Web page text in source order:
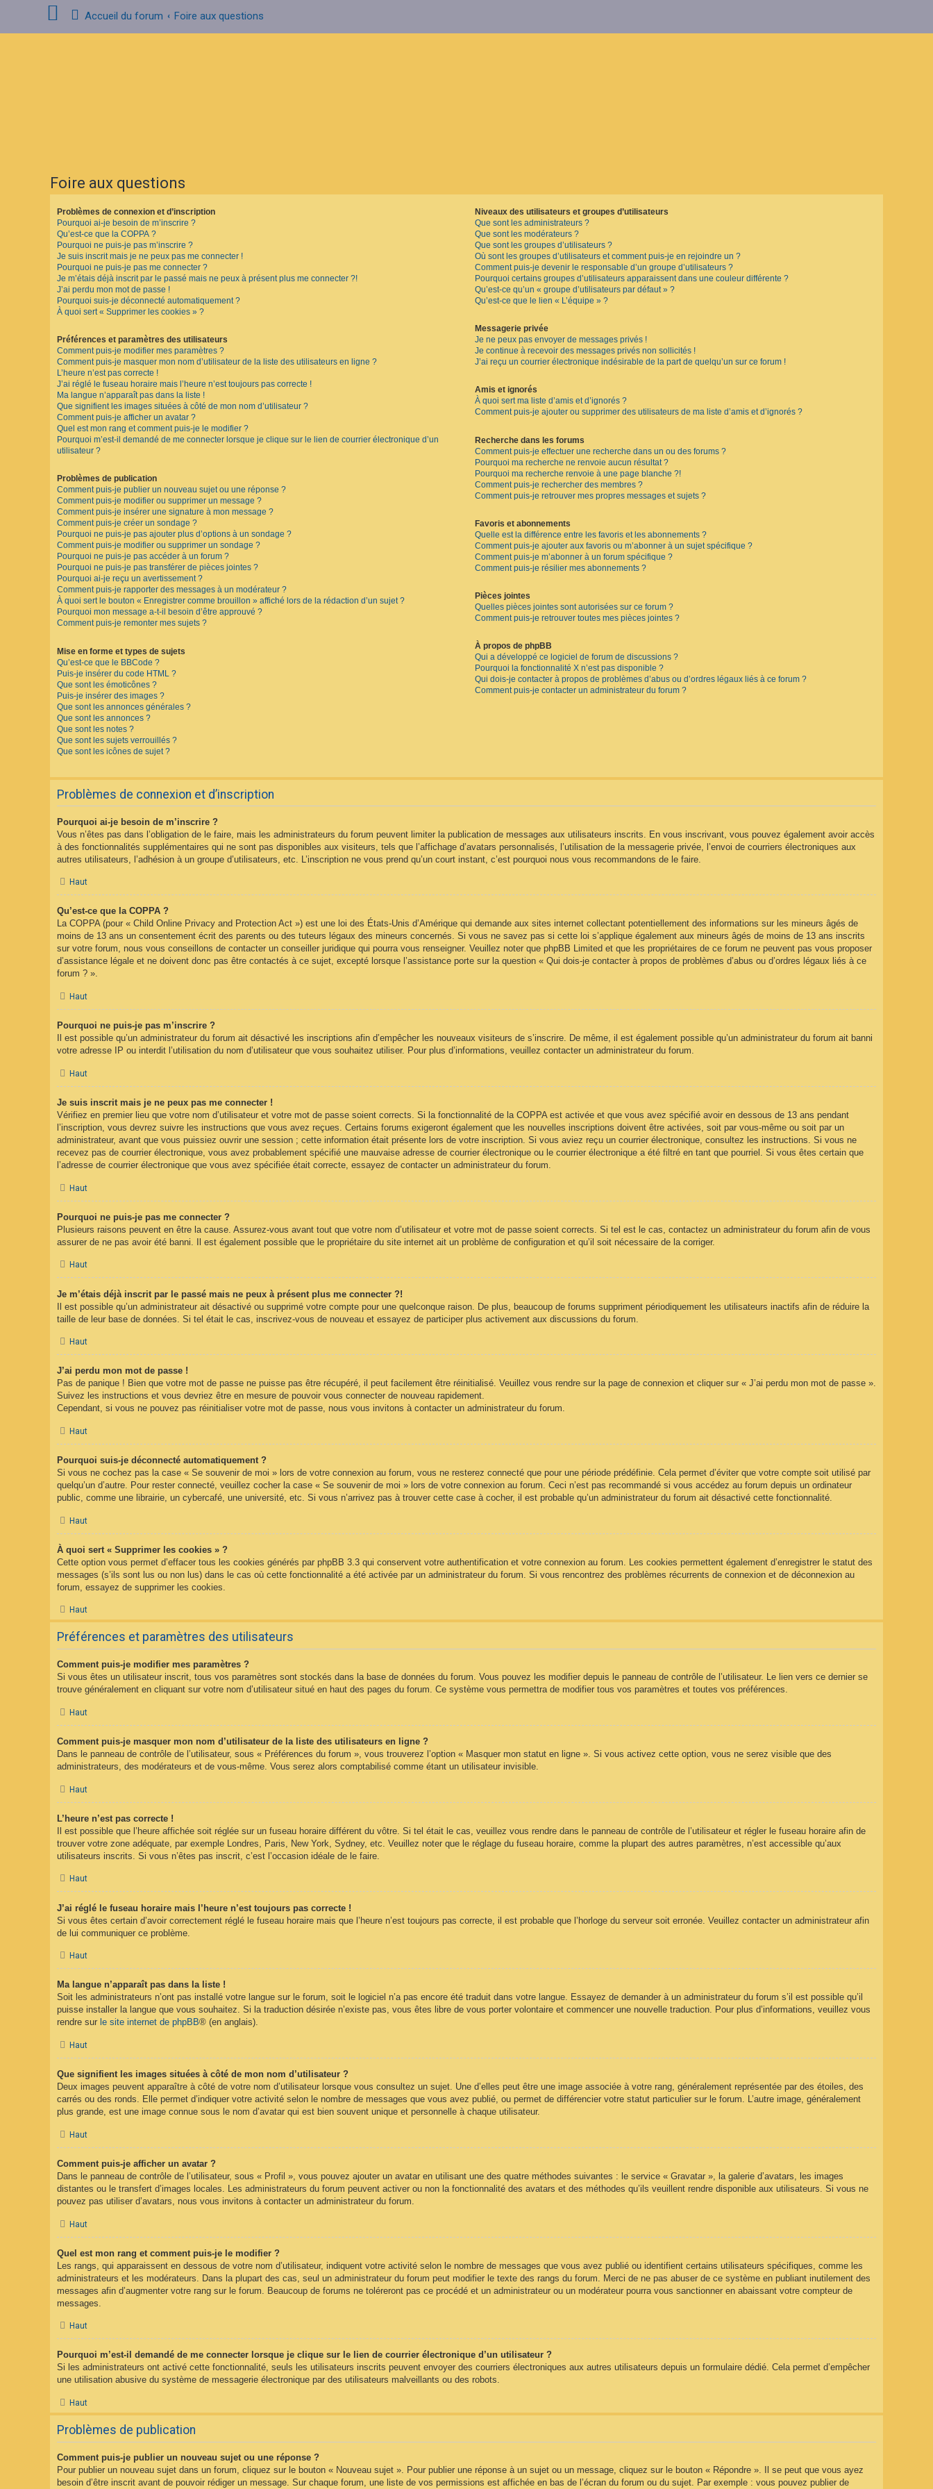
Accueil du forum Foire aux questions
Foire aux questions
Problèmes de connexion et d’inscription
Pourquoi ai-je besoin de m’inscrire ?
Qu’est-ce que la COPPA ?
Pourquoi ne puis-je pas m’inscrire ?
Je suis inscrit mais je ne peux pas me connecter !
Pourquoi ne puis-je pas me connecter ?
Je m’étais déjà inscrit par le passé mais ne peux à présent plus me connecter ?!
J’ai perdu mon mot de passe !
Pourquoi suis-je déconnecté automatiquement ?
À quoi sert « Supprimer les cookies » ?
Préférences et paramètres des utilisateurs
Comment puis-je modifier mes paramètres ?
Comment puis-je masquer mon nom d’utilisateur de la liste des utilisateurs en ligne ?
L’heure n’est pas correcte !
J’ai réglé le fuseau horaire mais l’heure n’est toujours pas correcte !
Ma langue n’apparaît pas dans la liste !
Que signifient les images situées à côté de mon nom d’utilisateur ?
Comment puis-je afficher un avatar ?
Quel est mon rang et comment puis-je le modifier ?
Pourquoi m’est-il demandé de me connecter lorsque je clique sur le lien de courrier électronique d’un
utilisateur ?
Problèmes de publication
Comment puis-je publier un nouveau sujet ou une réponse ?
Comment puis-je modifier ou supprimer un message ?
Comment puis-je insérer une signature à mon message ?
Comment puis-je créer un sondage ?
Pourquoi ne puis-je pas ajouter plus d’options à un sondage ?
Comment puis-je modifier ou supprimer un sondage ?
Pourquoi ne puis-je pas accéder à un forum ?
Pourquoi ne puis-je pas transférer de pièces jointes ?
Pourquoi ai-je reçu un avertissement ?
Comment puis-je rapporter des messages à un modérateur ?
À quoi sert le bouton « Enregistrer comme brouillon » affiché lors de la rédaction d’un sujet ?
Pourquoi mon message a-t-il besoin d’être approuvé ?
Comment puis-je remonter mes sujets ?
Mise en forme et types de sujets
Qu’est-ce que le BBCode ?
Puis-je insérer du code HTML ?
Que sont les émoticônes ?
Puis-je insérer des images ?
Que sont les annonces générales ?
Que sont les annonces ?
Que sont les notes ?
Que sont les sujets verrouillés ?
Que sont les icônes de sujet ?
Niveaux des utilisateurs et groupes d’utilisateurs
Que sont les administrateurs ?
Que sont les modérateurs ?
Que sont les groupes d’utilisateurs ?
Où sont les groupes d’utilisateurs et comment puis-je en rejoindre un ?
Comment puis-je devenir le responsable d’un groupe d’utilisateurs ?
Pourquoi certains groupes d’utilisateurs apparaissent dans une couleur différente ?
Qu’est-ce qu’un « groupe d’utilisateurs par défaut » ?
Qu’est-ce que le lien « L’équipe » ?
Messagerie privée
Je ne peux pas envoyer de messages privés !
Je continue à recevoir des messages privés non sollicités !
J’ai reçu un courrier électronique indésirable de la part de quelqu’un sur ce forum !
Amis et ignorés
À quoi sert ma liste d’amis et d’ignorés ?
Comment puis-je ajouter ou supprimer des utilisateurs de ma liste d’amis et d’ignorés ?
Recherche dans les forums
Comment puis-je effectuer une recherche dans un ou des forums ?
Pourquoi ma recherche ne renvoie aucun résultat ?
Pourquoi ma recherche renvoie à une page blanche ?!
Comment puis-je rechercher des membres ?
Comment puis-je retrouver mes propres messages et sujets ?
Favoris et abonnements
Quelle est la différence entre les favoris et les abonnements ?
Comment puis-je ajouter aux favoris ou m’abonner à un sujet spécifique ?
Comment puis-je m’abonner à un forum spécifique ?
Comment puis-je résilier mes abonnements ?
Pièces jointes
Quelles pièces jointes sont autorisées sur ce forum ?
Comment puis-je retrouver toutes mes pièces jointes ?
À propos de phpBB
Qui a développé ce logiciel de forum de discussions ?
Pourquoi la fonctionnalité X n’est pas disponible ?
Qui dois-je contacter à propos de problèmes d’abus ou d’ordres légaux liés à ce forum ?
Comment puis-je contacter un administrateur du forum ?
Problèmes de connexion et d’inscription
Pourquoi ai-je besoin de m’inscrire ?
Vous n’êtes pas dans l’obligation de le faire, mais les administrateurs du forum peuvent limiter la publication de messages aux utilisateurs inscrits. En vous inscrivant, vous pouvez également avoir accès
à des fonctionnalités supplémentaires qui ne sont pas disponibles aux visiteurs, tels que l’affichage d’avatars personnalisés, l’utilisation de la messagerie privée, l’envoi de courriers électroniques aux
autres utilisateurs, l’adhésion à un groupe d’utilisateurs, etc. L’inscription ne vous prend qu’un court instant, c’est pourquoi nous vous recommandons de le faire.
Haut
Qu’est-ce que la COPPA ?
La COPPA (pour « Child Online Privacy and Protection Act ») est une loi des États-Unis d’Amérique qui demande aux sites internet collectant potentiellement des informations sur les mineurs âgés de
moins de 13 ans un consentement écrit des parents ou des tuteurs légaux des mineurs concernés. Si vous ne savez pas si cette loi s’applique également aux mineurs âgés de moins de 13 ans inscrits
sur votre forum, nous vous conseillons de contacter un conseiller juridique qui pourra vous renseigner. Veuillez noter que phpBB Limited et que les propriétaires de ce forum ne peuvent pas vous proposer
d’assistance légale et ne doivent donc pas être contactés à ce sujet, excepté lorsque l’assistance porte sur la question « Qui dois-je contacter à propos de problèmes d’abus ou d’ordres légaux liés à ce
forum ? ».
Haut
Pourquoi ne puis-je pas m’inscrire ?
Il est possible qu’un administrateur du forum ait désactivé les inscriptions afin d’empêcher les nouveaux visiteurs de s’inscrire. De même, il est également possible qu’un administrateur du forum ait banni
votre adresse IP ou interdit l’utilisation du nom d’utilisateur que vous souhaitez utiliser. Pour plus d’informations, veuillez contacter un administrateur du forum.
Haut
Je suis inscrit mais je ne peux pas me connecter !
Vérifiez en premier lieu que votre nom d’utilisateur et votre mot de passe soient corrects. Si la fonctionnalité de la COPPA est activée et que vous avez spécifié avoir en dessous de 13 ans pendant
l’inscription, vous devrez suivre les instructions que vous avez reçues. Certains forums exigeront également que les nouvelles inscriptions doivent être activées, soit par vous-même ou soit par un
administrateur, avant que vous puissiez ouvrir une session ; cette information était présente lors de votre inscription. Si vous aviez reçu un courrier électronique, consultez les instructions. Si vous ne
recevez pas de courrier électronique, vous avez probablement spécifié une mauvaise adresse de courrier électronique ou le courrier électronique a été filtré en tant que pourriel. Si vous êtes certain que
l’adresse de courrier électronique que vous avez spécifiée était correcte, essayez de contacter un administrateur du forum.
Haut
Pourquoi ne puis-je pas me connecter ?
Plusieurs raisons peuvent en être la cause. Assurez-vous avant tout que votre nom d’utilisateur et votre mot de passe soient corrects. Si tel est le cas, contactez un administrateur du forum afin de vous
assurer de ne pas avoir été banni. Il est également possible que le propriétaire du site internet ait un problème de configuration et qu’il soit nécessaire de la corriger.
Haut
Je m’étais déjà inscrit par le passé mais ne peux à présent plus me connecter ?!
Il est possible qu’un administrateur ait désactivé ou supprimé votre compte pour une quelconque raison. De plus, beaucoup de forums suppriment périodiquement les utilisateurs inactifs afin de réduire la
taille de leur base de données. Si tel était le cas, inscrivez-vous de nouveau et essayez de participer plus activement aux discussions du forum.
Haut
J’ai perdu mon mot de passe !
Pas de panique ! Bien que votre mot de passe ne puisse pas être récupéré, il peut facilement être réinitialisé. Veuillez vous rendre sur la page de connexion et cliquer sur « J’ai perdu mon mot de passe ».
Suivez les instructions et vous devriez être en mesure de pouvoir vous connecter de nouveau rapidement.
Cependant, si vous ne pouvez pas réinitialiser votre mot de passe, nous vous invitons à contacter un administrateur du forum.
Haut
Pourquoi suis-je déconnecté automatiquement ?
Si vous ne cochez pas la case « Se souvenir de moi » lors de votre connexion au forum, vous ne resterez connecté que pour une période prédéfinie. Cela permet d’éviter que votre compte soit utilisé par
quelqu’un d’autre. Pour rester connecté, veuillez cocher la case « Se souvenir de moi » lors de votre connexion au forum. Ceci n’est pas recommandé si vous accédez au forum depuis un ordinateur
public, comme une librairie, un cybercafé, une université, etc. Si vous n’arrivez pas à trouver cette case à cocher, il est probable qu’un administrateur du forum ait désactivé cette fonctionnalité.
Haut
À quoi sert « Supprimer les cookies » ?
Cette option vous permet d’effacer tous les cookies générés par phpBB 3.3 qui conservent votre authentification et votre connexion au forum. Les cookies permettent également d’enregistrer le statut des
messages (s’ils sont lus ou non lus) dans le cas où cette fonctionnalité a été activée par un administrateur du forum. Si vous rencontrez des problèmes récurrents de connexion et de déconnexion au
forum, essayez de supprimer les cookies.
Haut
Préférences et paramètres des utilisateurs
Comment puis-je modifier mes paramètres ?
Si vous êtes un utilisateur inscrit, tous vos paramètres sont stockés dans la base de données du forum. Vous pouvez les modifier depuis le panneau de contrôle de l’utilisateur. Le lien vers ce dernier se
trouve généralement en cliquant sur votre nom d’utilisateur situé en haut des pages du forum. Ce système vous permettra de modifier tous vos paramètres et toutes vos préférences.
Haut
Comment puis-je masquer mon nom d’utilisateur de la liste des utilisateurs en ligne ?
Dans le panneau de contrôle de l’utilisateur, sous « Préférences du forum », vous trouverez l’option « Masquer mon statut en ligne ». Si vous activez cette option, vous ne serez visible que des
administrateurs, des modérateurs et de vous-même. Vous serez alors comptabilisé comme étant un utilisateur invisible.
Haut
L’heure n’est pas correcte !
Il est possible que l’heure affichée soit réglée sur un fuseau horaire différent du vôtre. Si tel était le cas, veuillez vous rendre dans le panneau de contrôle de l’utilisateur et régler le fuseau horaire afin de
trouver votre zone adéquate, par exemple Londres, Paris, New York, Sydney, etc. Veuillez noter que le réglage du fuseau horaire, comme la plupart des autres paramètres, n’est accessible qu’aux
utilisateurs inscrits. Si vous n’êtes pas inscrit, c’est l’occasion idéale de le faire.
Haut
J’ai réglé le fuseau horaire mais l’heure n’est toujours pas correcte !
Si vous êtes certain d’avoir correctement réglé le fuseau horaire mais que l’heure n’est toujours pas correcte, il est probable que l’horloge du serveur soit erronée. Veuillez contacter un administrateur afin
de lui communiquer ce problème.
Haut
Ma langue n’apparaît pas dans la liste !
Soit les administrateurs n’ont pas installé votre langue sur le forum, soit le logiciel n’a pas encore été traduit dans votre langue. Essayez de demander à un administrateur du forum s’il est possible qu’il
puisse installer la langue que vous souhaitez. Si la traduction désirée n’existe pas, vous êtes libre de vous porter volontaire et commencer une nouvelle traduction. Pour plus d’informations, veuillez vous
rendre sur le site internet de phpBB® (en anglais).
Haut
Que signifient les images situées à côté de mon nom d’utilisateur ?
Deux images peuvent apparaître à côté de votre nom d’utilisateur lorsque vous consultez un sujet. Une d’elles peut être une image associée à votre rang, généralement représentée par des étoiles, des
carrés ou des ronds. Elle permet d’indiquer votre activité selon le nombre de messages que vous avez publié, ou permet de différencier votre statut particulier sur le forum. L’autre image, généralement
plus grande, est une image connue sous le nom d’avatar qui est bien souvent unique et personnelle à chaque utilisateur.
Haut
Comment puis-je afficher un avatar ?
Dans le panneau de contrôle de l’utilisateur, sous « Profil », vous pouvez ajouter un avatar en utilisant une des quatre méthodes suivantes : le service « Gravatar », la galerie d’avatars, les images
distantes ou le transfert d’images locales. Les administrateurs du forum peuvent activer ou non la fonctionnalité des avatars et des méthodes qu’ils veuillent rendre disponible aux utilisateurs. Si vous ne
pouvez pas utiliser d’avatars, nous vous invitons à contacter un administrateur du forum.
Haut
Quel est mon rang et comment puis-je le modifier ?
Les rangs, qui apparaissent en dessous de votre nom d’utilisateur, indiquent votre activité selon le nombre de messages que vous avez publié ou identifient certains utilisateurs spécifiques, comme les
administrateurs et les modérateurs. Dans la plupart des cas, seul un administrateur du forum peut modifier le texte des rangs du forum. Merci de ne pas abuser de ce système en publiant inutilement des
messages afin d’augmenter votre rang sur le forum. Beaucoup de forums ne toléreront pas ce procédé et un administrateur ou un modérateur pourra vous sanctionner en abaissant votre compteur de
messages.
Haut
Pourquoi m’est-il demandé de me connecter lorsque je clique sur le lien de courrier électronique d’un utilisateur ?
Si les administrateurs ont activé cette fonctionnalité, seuls les utilisateurs inscrits peuvent envoyer des courriers électroniques aux autres utilisateurs depuis un formulaire dédié. Cela permet d’empêcher
une utilisation abusive du système de messagerie électronique par des utilisateurs malveillants ou des robots.
Haut
Problèmes de publication
Comment puis-je publier un nouveau sujet ou une réponse ?
Pour publier un nouveau sujet dans un forum, cliquez sur le bouton « Nouveau sujet ». Pour publier une réponse à un sujet ou un message, cliquez sur le bouton « Répondre ». Il se peut que vous ayez
besoin d’être inscrit avant de pouvoir rédiger un message. Sur chaque forum, une liste de vos permissions est affichée en bas de l’écran du forum ou du sujet. Par exemple : vous pouvez publier de